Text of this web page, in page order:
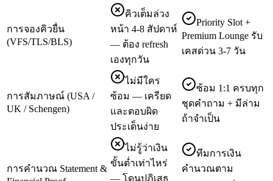
การจองคิวยื่น
(VFS/TLS/BLS)
คิวเต็มล่วง
หน้า 4-8 สัปดาห์
— ต้อง refresh
เองทุกวัน
Priority Slot +
Premium Lounge รับ
เคสด่วน 3-7 วัน
การสัมภาษณ์ (USA /
UK / Schengen)
ไม่มีใคร
ซ้อม — เครียด
และตอบผิด
ประเด็นง่าย
ซ้อม 1:1 ครบทุก
ชุดคำถาม + มีล่าม
ถ้าจำเป็น
การคำนวณ Statement &
ไม่รู้ว่าเงิน
ขั้นต่ำเท่าไหร่
— โดนปฏิเสธ
ทีมการเงิน
คำนวณตาม